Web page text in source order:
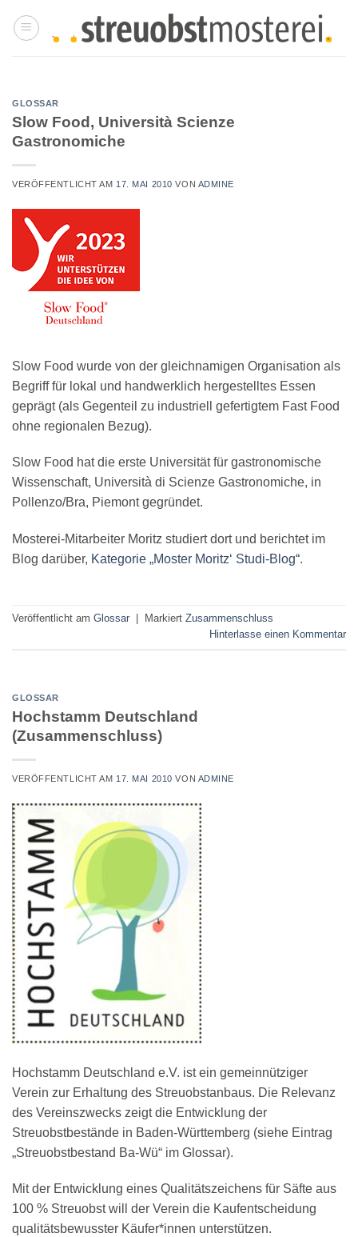
Inhalt
GLOSSAR
Slow Food, Università Scienze
Gastronomiche
VERÖFFENTLICHT AM 17. MAI 2010 VON ADMINE
Slow Food wurde von der gleichnamigen Organisation als
Begriff für lokal und handwerklich hergestelltes Essen
geprägt (als Gegenteil zu industriell gefertigtem Fast Food
ohne regionalen Bezug).
Slow Food hat die erste Universität für gastronomische
Wissenschaft, Università di Scienze Gastronomiche, in
Pollenzo/Bra, Piemont gegründet.
Mosterei-Mitarbeiter Moritz studiert dort und berichtet im
Blog darüber, Kategorie „Moster Moritz‘ Studi-Blog“.
Veröffentlicht am Glossar Markiert Zusammenschluss
Hinterlasse einen Kommentar
GLOSSAR
Hochstamm Deutschland
(Zusammenschluss)
VERÖFFENTLICHT AM 17. MAI 2010 VON ADMINE
Hochstamm Deutschland e.V. ist ein gemeinnütziger
Verein zur Erhaltung des Streuobstanbaus. Die Relevanz
des Vereinszwecks zeigt die Entwicklung der
Streuobstbestände in Baden-Württemberg (siehe Eintrag
„Streuobstbestand Ba-Wü“ im Glossar).
Mit der Entwicklung eines Qualitätszeichens für Säfte aus
100 % Streuobst will der Verein die Kaufentscheidung
qualitätsbewusster Käufer*innen unterstützen.